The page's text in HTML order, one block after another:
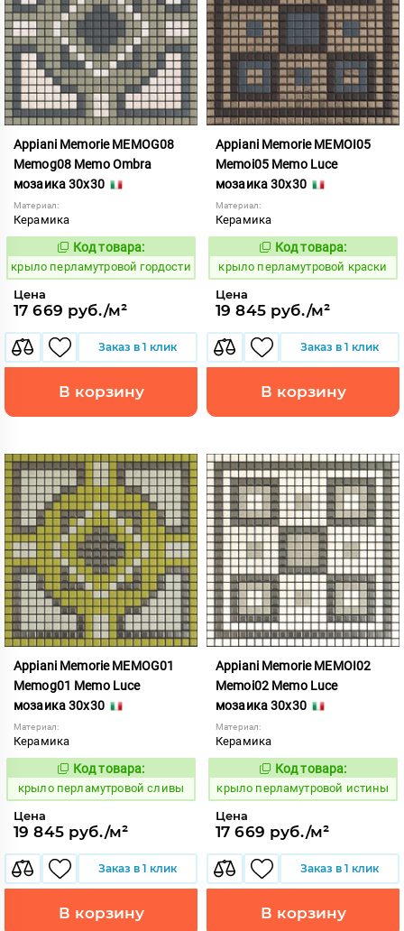
Appiani Memorie MEMOG08
Memog08 Memo Ombra
мозаика 30x30
Материал:
Керамика
837018
Код товара:
крыло перламутровой гордости
Цена
17 669 руб./м²
Заказ в 1 клик
В корзину
Appiani Memorie MEMOI05
Memoi05 Memo Luce
мозаика 30x30
Материал:
Керамика
837039
Код товара:
крыло перламутровой краски
Цена
19 845 руб./м²
Заказ в 1 клик
В корзину
Appiani Memorie MEMOG01
Memog01 Memo Luce
мозаика 30x30
Материал:
Керамика
837011
Код товара:
крыло перламутровой сливы
Цена
19 845 руб./м²
Заказ в 1 клик
В корзину
Appiani Memorie MEMOI02
Memoi02 Memo Luce
мозаика 30x30
Материал:
Керамика
837036
Код товара:
крыло перламутровой истины
Цена
17 669 руб./м²
Заказ в 1 клик
В корзину